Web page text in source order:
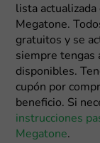
lista actualizada
Megatone.
gratuitos y se
siempre tengas
disponibles.
cupón por
beneficio. Si
instrucciones
Megatone.